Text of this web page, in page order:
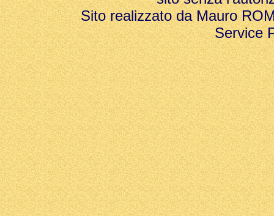
Sito realizzato da Mauro
Service